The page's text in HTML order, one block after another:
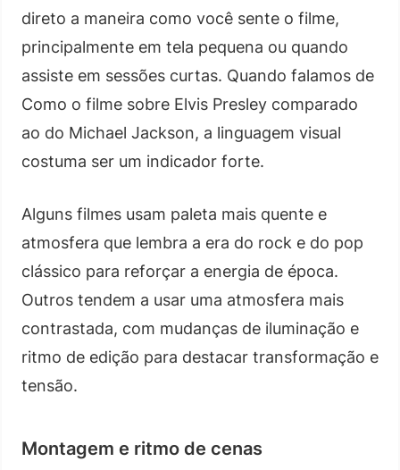
direto a maneira como você sente o filme,
principalmente em tela pequena ou quando
assiste em sessões curtas. Quando falamos de
Como o filme sobre Elvis Presley comparado
ao do Michael Jackson, a linguagem visual
costuma ser um indicador forte.
Alguns filmes usam paleta mais quente e
atmosfera que lembra a era do rock e do pop
clássico para reforçar a energia de época.
Outros tendem a usar uma atmosfera mais
contrastada, com mudanças de iluminação e
ritmo de edição para destacar transformação e
tensão.
Montagem e ritmo de cenas